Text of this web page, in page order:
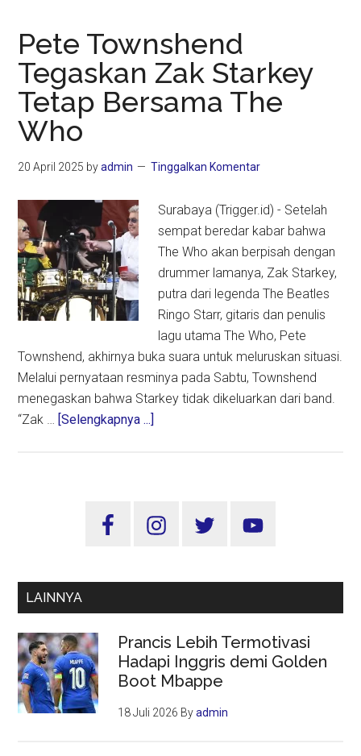
Pete Townshend
Tegaskan Zak Starkey
Tetap Bersama The
Who
20 April 2025 byadmin Tinggalkan Komentar
Surabaya (Trigger.id) - Setelah
sempat beredar kabar bahwa
The Who akan berpisah dengan
drummer lamanya, Zak Starkey,
putra dari legenda The Beatles
Ringo Starr, gitaris dan penulis
lagu utama The Who, Pete
Townshend, akhirnya buka suara untuk meluruskan situasi.
Melalui pernyataan resminya pada Sabtu, Townshend
menegaskan bahwa Starkey tidak dikeluarkan dari band.
“Zak … [Selengkapnya ...]
Starkey
The
Sidebar
LAINNYA
Prancis Lebih Termotivasi
Hadapi Inggris demi Golden
Boot Mbappe
18 Juli 2026 Byadmin